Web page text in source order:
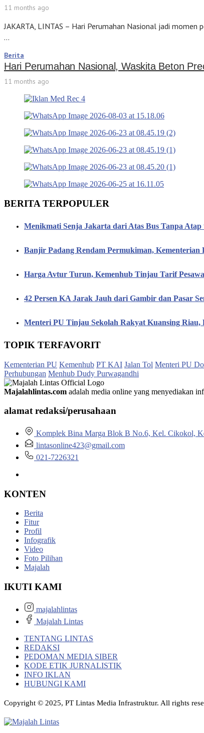
11 months ago
JAKARTA, LINTAS – Hari Perumahan Nasional jadi
…
Berita
Hari Perumahan Nasional, Waskita Beton
11 months ago
BERITA TERPOPULER
Menikmati Senja Jakarta dari Atas Bus Tanpa
Banjir Padang Rendam Permukiman,
Harga Avtur Turun, Kemenhub Tinjau Tarif
42 Persen KA Jarak Jauh dari Gambir dan Pasar
Menteri PU Tinjau Sekolah Rakyat Kuansing
TOPIK TERFAVORIT
Kementerian PU Kemenhub PT KAI Jalan Tol Menteri PU
Perhubungan Menhub Dudy Purwagandhi
Majalahlintas.com adalah media online yang menyediakan
alamat redaksi/perusahaan
Komplek Bina Marga Blok B No.6, Kel. Cikokol,
lintasonline423@gmail.com
021-7226321
KONTEN
Berita
Fitur
Profil
Infografik
Video
Foto Pilihan
Majalah
IKUTI KAMI
majalahlintas
Majalah Lintas
TENTANG LINTAS
REDAKSI
PEDOMAN MEDIA SIBER
KODE ETIK JURNALISTIK
INFO IKLAN
HUBUNGI KAMI
Copyright © 2025, PT Lintas Media Infrastruktur. All rights